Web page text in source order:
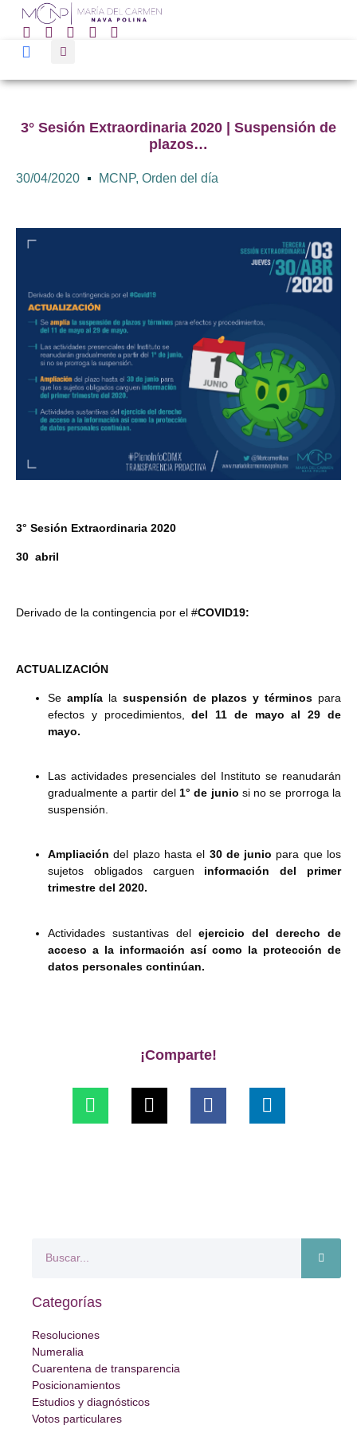
3° Sesión Extraordinaria 2020 | Suspensión de
plazos…
30/04/2020 MCNP, Orden del día
3° Sesión Extraordinaria 2020
30 abril
Derivado de la contingencia por el #COVID19:
ACTUALIZACIÓN
Se amplíala suspensión de plazos y términos para
efectos y procedimientos,del 11 de mayo al 29 de
mayo.
Las actividades presenciales del Instituto se reanudarán
gradualmente a partir del1° de junio si no se prorroga la
suspensión.
Ampliacióndel plazo hasta el 30 de junio para que los
sujetos obligados carguen información del primer
trimestre del 2020.
Actividades sustantivas del ejercicio del derecho de
acceso a la información así como la protección de
datos personales continúan.
¡Comparte!
Categorías
Resoluciones
Numeralia
Cuarentena de transparencia
Posicionamientos
Estudios y diagnósticos
Votos particulares